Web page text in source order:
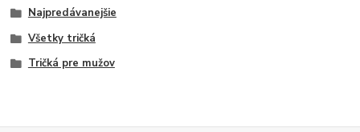
Najpredávanejšie
Všetky tričká
Tričká pre mužov